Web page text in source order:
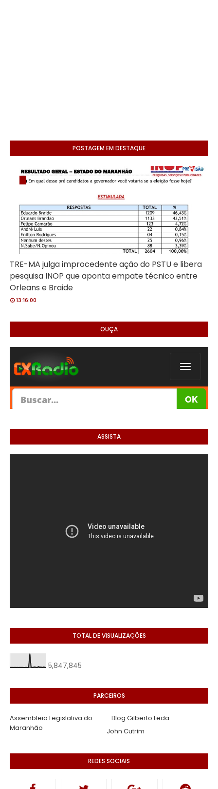
POSTAGEM EM DESTAQUE
TRE-MA julga improcedente ação do PSTU e libera
pesquisa INOP que aponta empate técnico entre
Orleans e Braide
13:16:00
OUÇA
ASSISTA
TOTAL DE VISUALIZAÇÕES
5,847,845
PARCEIROS
Assembleia Legislativa do
Maranhão
Blog Gilberto Leda
John Cutrim
REDES SOCIAIS